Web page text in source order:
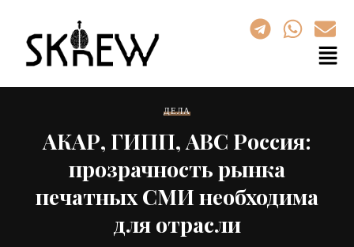
ДЕЛА
АКАР, ГИПП, ABC Россия:
прозрачность рынка
печатных СМИ необходима
для отрасли